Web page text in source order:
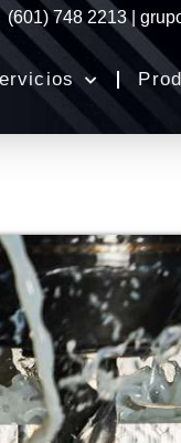
748 2213 |